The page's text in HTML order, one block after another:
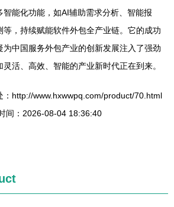
能化功能，如AI辅助需求分析、智能报
，持续赋能软件外包全产业链。它的成功
为中国服务外包产业的创新发展注入了强劲
活、高效、智能的产业新时代正在到来。
：http://www.hxwwpq.com/product/70.html
间：2026-08-04 18:36:40